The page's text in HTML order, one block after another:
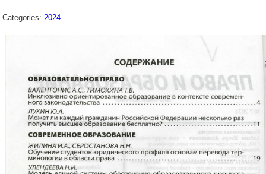
Categories: 2024